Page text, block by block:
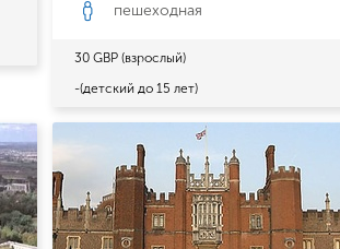
пешеходная
30 GBP (взрослый)
-(детский до 15 лет)